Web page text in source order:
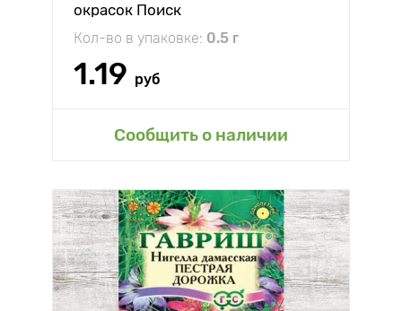
окрасок Поиск
Кол-во в упаковке: 0.5 г
1.19 руб
Сообщить о наличии